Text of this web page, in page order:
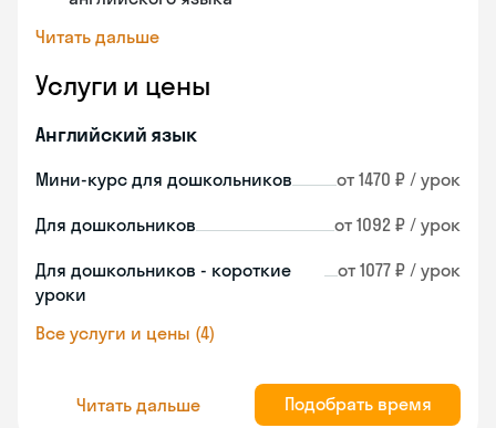
Читать дальше
Услуги и цены
Английский язык
Мини-курс для дошкольников от 1470 ₽ / урок
Для дошкольников от 1092 ₽ / урок
Для дошкольников - короткие
уроки
от 1077 ₽ / урок
Все услуги и цены (4)
Читать дальше Подобрать время